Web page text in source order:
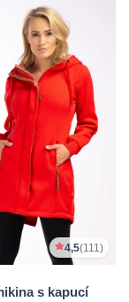
4,5(111)
s kapucí